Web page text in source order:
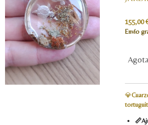
155,00
Envío
💎